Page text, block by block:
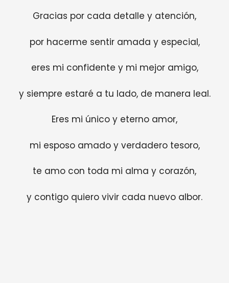
Gracias por cada detalle y atención,
por hacerme sentir amada y especial,
eres mi confidente y mi mejor amigo,
y siempre estaré a tu lado, de manera leal.
Eres mi único y eterno amor,
mi esposo amado y verdadero tesoro,
te amo con toda mi alma y corazón,
y contigo quiero vivir cada nuevo albor.